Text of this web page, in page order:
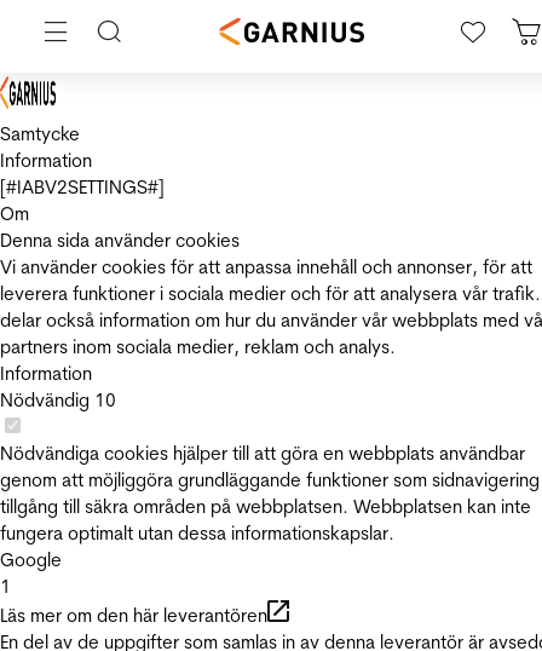
Samtycke
Information
[#IABV2SETTINGS#]
Om
Denna sida använder cookies
Vi använder cookies för att anpassa innehåll och annonser, för att
leverera funktioner i sociala medier och för att analysera vår
delar också information om hur du använder vår webbplats med
partners inom sociala medier, reklam och analys.
Information
Nödvändig 10
Nödvändiga cookies hjälper till att göra en webbplats användbar
genom att möjliggöra grundläggande funktioner som
tillgång till säkra områden på webbplatsen. Webbplatsen kan inte
fungera optimalt utan dessa informationskapslar.
Google
1
Läs mer om den här leverantören
En del av de uppgifter som samlas in av denna leverantör är